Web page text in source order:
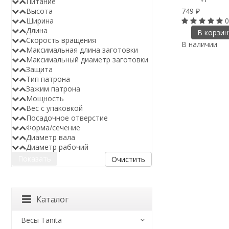
749 ₽
0
В
В наличии
Высота
Ширина
Длина
Скорость вращения
Максимальная длина заготовки
Максимальный диаметр заготовки
Защита
Тип патрона
Зажим патрона
Мощность
Вес с упаковкой
Посадочное отверстие
Форма/сечение
Диаметр вала
Диаметр рабочий
Очистить
Каталог
Весы Tanita